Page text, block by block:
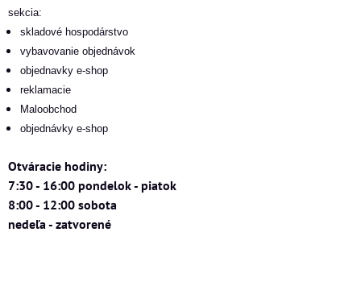
sekcia:
skladové hospodárstvo
vybavovanie objednávok
objednavky e-shop
reklamacie
Maloobchod
objednávky e-shop
Otváracie hodiny:
7:30 - 16:00 pondelok - piatok
8:00 - 12:00 sobota
nedeľa - zatvorené